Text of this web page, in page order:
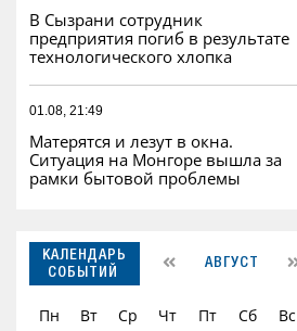
В Сызрани сотрудник
предприятия погиб в результате
технологического хлопка
01.08, 21:49
Матерятся и лезут в окна.
Ситуация на Монгоре вышла за
рамки бытовой проблемы
КАЛЕНДАРЬ
СОБЫТИЙ
АВГУСТ
Пн Вт Ср Чт Пт Сб Вс